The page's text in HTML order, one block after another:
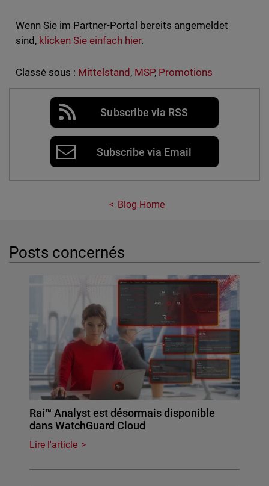
Wenn Sie im Partner-Portal bereits angemeldet
sind, klicken Sie einfach hier.
Classé sous : Mittelstand, MSP, Promotions
Subscribe via RSS
Subscribe via Email
Blog Home
Posts concernés
Rai™ Analyst est désormais disponible
dans WatchGuard Cloud
Lire l'article